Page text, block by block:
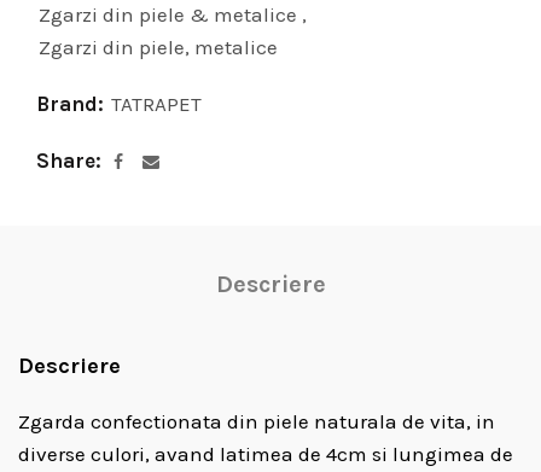
Zgarzi din piele & metalice ,
Zgarzi din piele, metalice
Brand: TATRAPET
Share
Descriere
Descriere
Zgarda confectionata din piele naturala de vita, in
diverse culori, avand latimea de 4cm si lungimea de